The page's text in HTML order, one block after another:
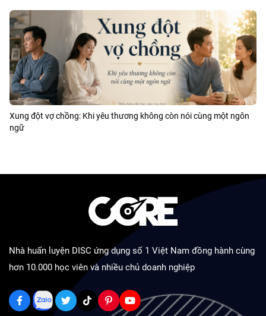
Xung đột vợ chồng: Khi yêu thương không còn nói cùng một ngôn
ngữ
Nhà huấn luyện DISC ứng dụng số 1 Việt Nam đồng hành cùng
hơn 10.000 học viên và nhiều chủ doanh nghiệp